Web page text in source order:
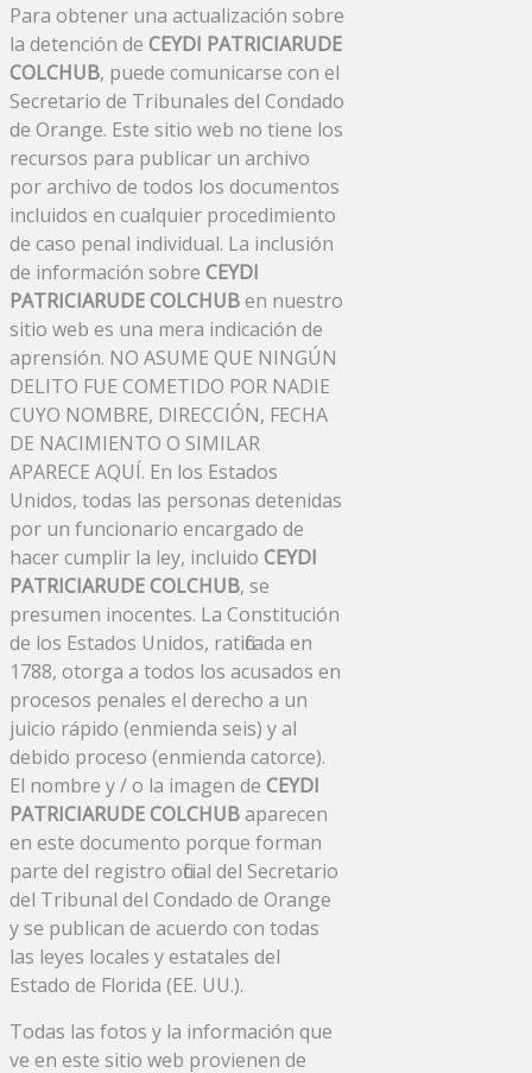
Para obtener una actualización sobre
la detención de CEYDI PATRICIARUDE
COLCHUB, puede comunicarse con el
Secretario de Tribunales del Condado
de Orange. Este sitio web no tiene los
recursos para publicar un archivo
por archivo de todos los documentos
incluidos en cualquier procedimiento
de caso penal individual. La inclusión
de información sobre CEYDI
PATRICIARUDE COLCHUBen nuestro
sitio web es una mera indicación de
aprensión. NO ASUME QUE NINGÚN
DELITO FUE COMETIDO POR NADIE
CUYO NOMBRE, DIRECCIÓN, FECHA
DE NACIMIENTO O SIMILAR
APARECE AQUÍ. En los Estados
Unidos, todas las personas detenidas
por un funcionario encargado de
hacer cumplir la ley, incluido CEYDI
PATRICIARUDE COLCHUB, se
presumen inocentes. La Constitución
de los Estados Unidos, ratificada en
1788, otorga a todos los acusados ​​en
procesos penales el derecho a un
juicio rápido (enmienda seis) y al
debido proceso (enmienda catorce).
El nombre y / o la imagen de CEYDI
PATRICIARUDE COLCHUBaparecen
en este documento porque forman
parte del registro oficial del Secretario
del Tribunal del Condado de Orange
y se publican de acuerdo con todas
las leyes locales y estatales del
Estado de Florida (EE. UU.).
Todas las fotos y la información que
ve en este sitio web provienen de